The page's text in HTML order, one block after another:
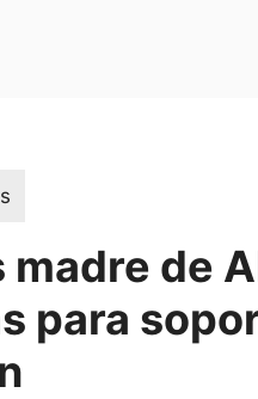
madre de
para